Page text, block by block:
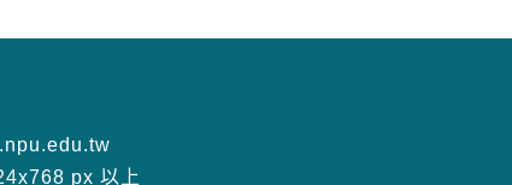
印
px 以上